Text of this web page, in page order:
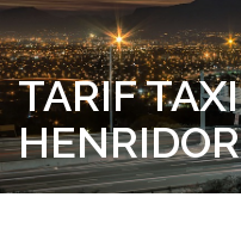
TARIF TAXI